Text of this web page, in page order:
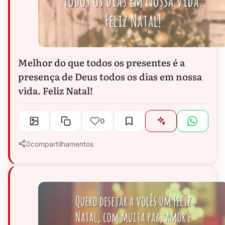
Melhor do que todos os presentes é a
presença de Deus todos os dias em nossa
vida. Feliz Natal!
0
0compartilhamentos